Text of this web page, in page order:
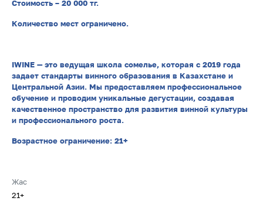
Стоимость – 20 000 тг.
Количество мест ограничено.
IWINE — это ведущая школа сомелье, которая с 2019 года
задает стандарты винного образования в Казахстане и
Центральной Азии. Мы предоставляем профессиональное
обучение и проводим уникальные дегустации, создавая
качественное пространство для развития винной культуры
и профессионального роста.
Возрастное ограничение: 21+
Жас
21+